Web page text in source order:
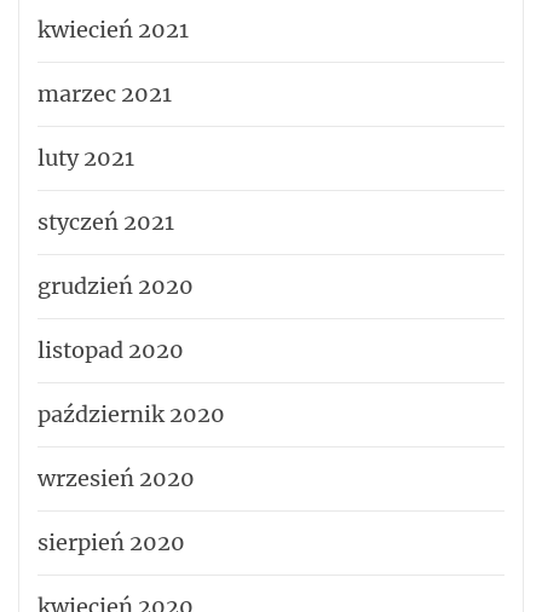
kwiecień 2021
marzec 2021
luty 2021
styczeń 2021
grudzień 2020
listopad 2020
październik 2020
wrzesień 2020
sierpień 2020